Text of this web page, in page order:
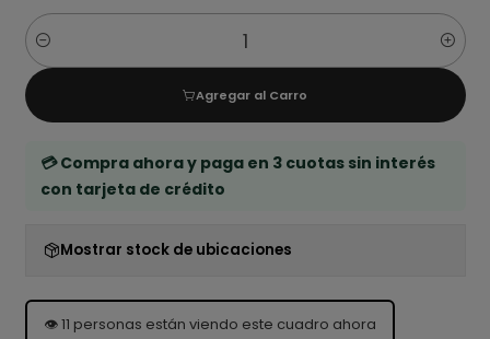
Cantidad
Agregar al Carro
💳 Compra ahora y paga en 3 cuotas sin interés
con tarjeta de crédito
Mostrar stock de ubicaciones
👁️11 personas están viendo este cuadro ahora